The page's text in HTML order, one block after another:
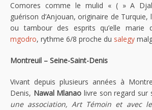
Comores comme le mulid « ( » A
guérison d’Anjouan, originaire de
ou tambour des esprits qu’elle marie
mgodro, rythme 6/8 proche du salegy
Montreuil – Seine-Saint-Denis
Vivant depuis plusieurs années à
Denis, Nawal Mlanao livre son regard sur
une association, Art Témoin et avec